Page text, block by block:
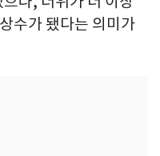
수가 됐다는 의미가